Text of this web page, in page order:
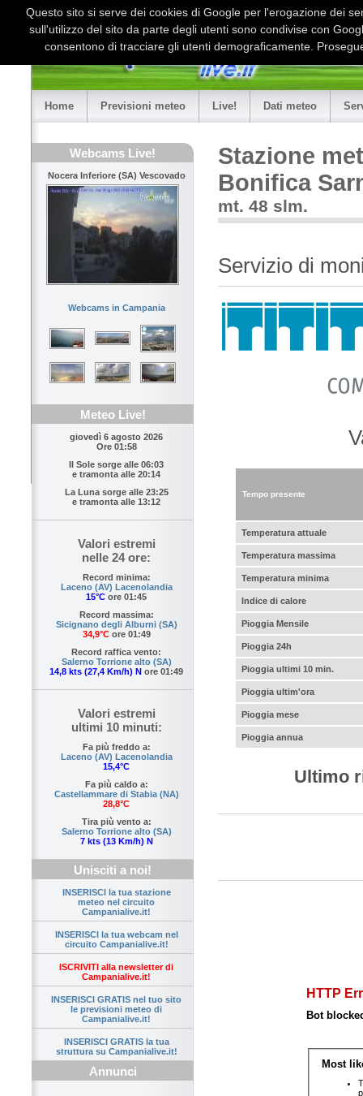
Home Previsioni meteo Live! Dati meteo
Webcams Live!
Nocera Inferiore (SA) Vescovado
Webcams in Campania
Meteo Live!
giovedì 6 agosto 2026
Ore 01:58
Il Sole sorge alle 06:03
e tramonta alle 20:14
La Luna sorge alle 23:25
e tramonta alle 13:12
Valori estremi
nelle 24 ore:
Record minima:
Laceno (AV) Lacenolandia
15°C ore 01:45
Record massima:
Sicignano degli Alburni (SA)
34,9°Core 01:49
Record raffica vento:
Salerno Torrione alto (SA)
14,8 kts (27,4 Km/h) N ore 01:49
Valori estremi
ultimi 10 minuti:
Fa più freddo a:
Laceno (AV) Lacenolandia
15,4°C
Fa più caldo a:
Castellammare di Stabia (NA)
28,8°C
Tira più vento a:
Salerno Torrione alto (SA)
7 kts (13 Km/h) N
Unisciti a noi!
INSERISCI la tua stazione
meteo nel circuito
Campanialive.it!
INSERISCI la tua webcam nel
circuito Campanialive.it!
ISCRIVITI alla newsletter di
Campanialive.it!
INSERISCI GRATIS nel tuo sito
le previsioni meteo di
Campanialive.it!
INSERISCI GRATIS la tua
struttura su Campanialive.it!
Annunci
Stazione
Bonifica
mt. 48 slm.
Servizio di
Tempo presente
Temperatura attuale
Temperatura massima
Temperatura minima
Indice di calore
Pioggia Mensile
Pioggia 24h
Pioggia ultimi 10 min.
Pioggia ultim'ora
Pioggia mese
Pioggia annua
Ultimo
Questo sito si serve dei cookies di Google per l'erogazione dei
sull'utilizzo del sito da parte degli utenti sono condivise con
consentono di tracciare gli utenti demograficamente.